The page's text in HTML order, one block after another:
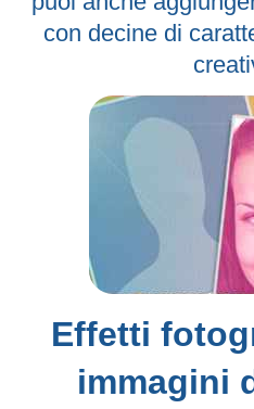
con decine di
Effetti
immagini